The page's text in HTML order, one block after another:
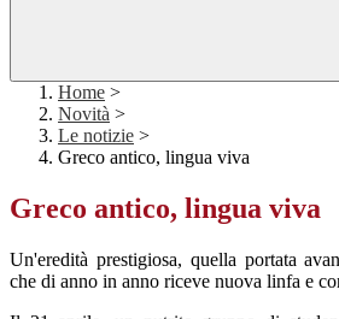
Home >
Novità >
Le notizie >
Greco antico, lingua viva
Greco antico, lingua viva
Un'eredità prestigiosa, quella portata
che di anno in anno riceve nuova linfa e